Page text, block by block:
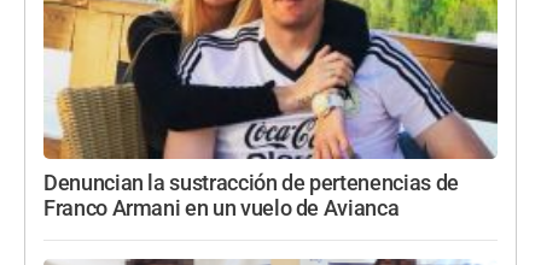
Denuncian la sustracción de pertenencias de
Franco Armani en un vuelo de Avianca